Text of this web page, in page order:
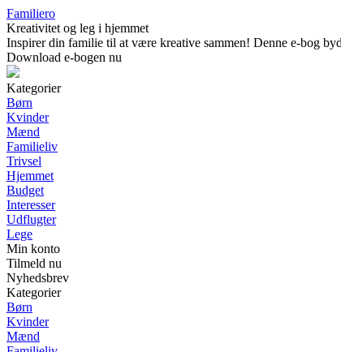
Familiero
Kreativitet og leg i hjemmet
Inspirer din familie til at være kreative sammen! Denne e-bog
Download e-bogen nu
Kategorier
Børn
Kvinder
Mænd
Familieliv
Trivsel
Hjemmet
Budget
Interesser
Udflugter
Lege
Min konto
Tilmeld nu
Nyhedsbrev
Kategorier
Børn
Kvinder
Mænd